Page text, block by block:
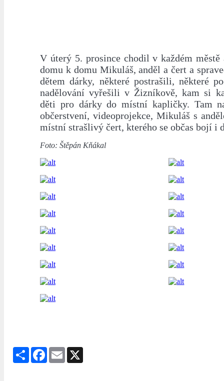
V úterý 5. prosince chodil v každém městě
domu k domu Mikuláš, anděl a čert a
dětem dárky, některé postrašili, některé
nadělování vyřešili v Žizníkově, kam si
děti pro dárky do místní kapličky. Tam
občerstvení, videoprojekce, Mikuláš s
místní strašlivý čert, kterého se občas bojí i
Foto: Štěpán Kňákal
Share Facebook
Email